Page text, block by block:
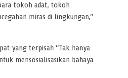
tokoh adat, tokoh
miras di lingkungan,”
yang terpisah “Tak hanya
mensosialisasikan bahaya